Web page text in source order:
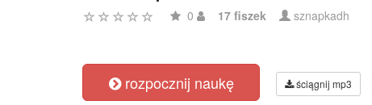
0 17 fiszek sznapkadh
rozpocznij naukę ściągnij mp3